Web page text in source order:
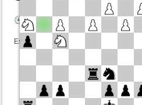
Tiempo: 3 minutes/side + 1 seconds/
Esta partida es por puntos